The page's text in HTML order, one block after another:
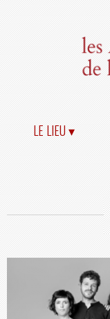
LE LIEU ▾